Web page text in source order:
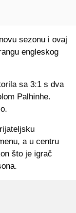
sezonu i ovaj
engleskog
sa 3:1 s dva
Palhinhe.
a u centru
što je igrač